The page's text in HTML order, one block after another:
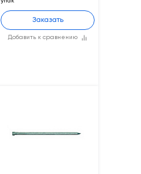
Добавить к сравнению
Заказать